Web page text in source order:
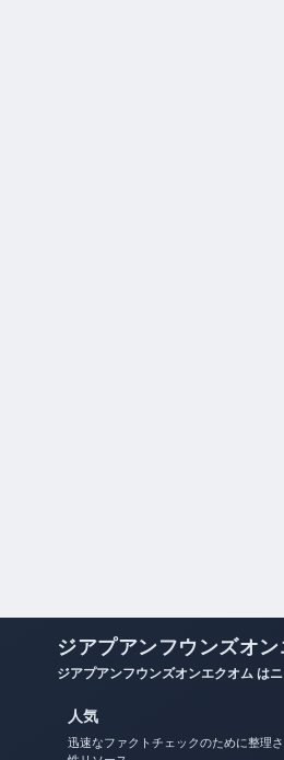
ジアプアンフウンズオ
ジアプアンフウンズオンエクオム は
人気
迅速なファクトチェックのために整理